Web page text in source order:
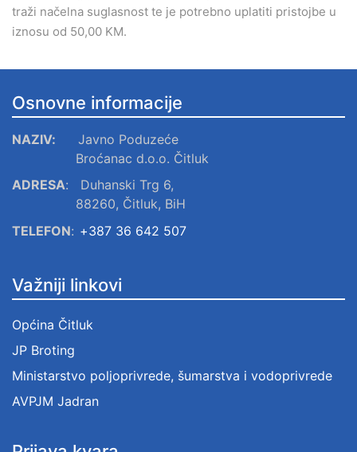
traži načelna suglasnost te je potrebno uplatiti pristojbe u
iznosu od 50,00 KM.
Osnovne informacije
NAZIV:
Javno Poduzeće
Broćanac d.o.o. Čitluk
ADRESA:
Duhanski Trg 6,
88260, Čitluk, BiH
TELEFON: +387 36 642 507
Važniji linkovi
Općina Čitluk
JP Broting
Ministarstvo poljoprivrede, šumarstva i vodoprivrede
AVPJM Jadran